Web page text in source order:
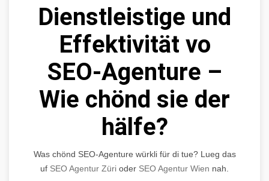
Dienstleistige und
Effektivität vo
SEO-Agenture –
Wie chönd sie der
hälfe?
Was chönd SEO-Agenture würkli für di tue? Lueg das
uf SEO Agentur Züri oder SEO Agentur Wien nah.